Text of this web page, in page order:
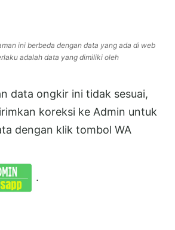
ini berbeda dengan data yang ada di web
adalah data yang dimiliki oleh
data ongkir ini tidak sesuai,
koreksi ke Admin untuk
dengan klik tombol WA
.